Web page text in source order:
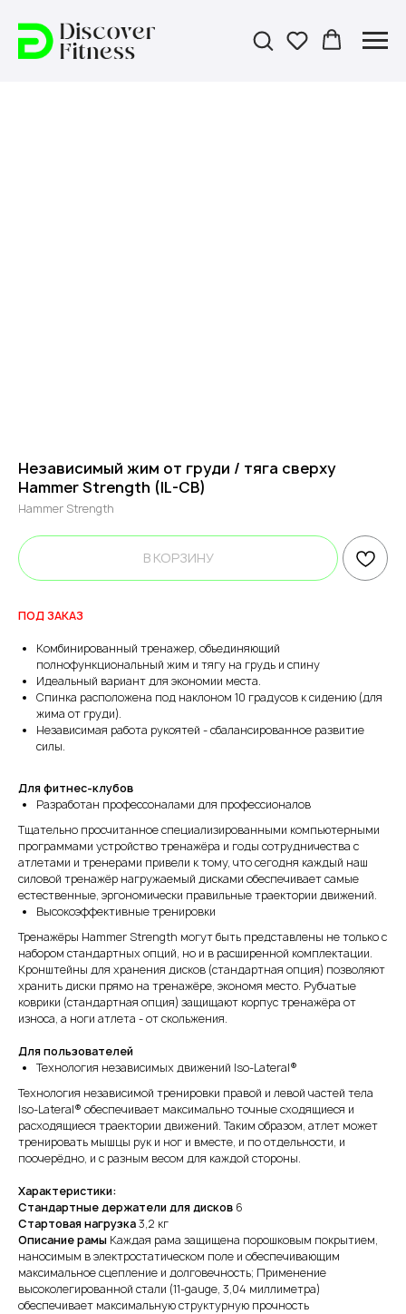
Независимый жим от груди / тяга сверху
Hammer Strength (IL-CB)
Hammer Strength
В КОРЗИНУ
ПОД ЗАКАЗ
Комбинированный тренажер, объединяющий
полнофункциональный жим и тягу на грудь и спину
Идеальный вариант для экономии места.
Спинка расположена под наклоном 10 градусов к сидению (для
жима от груди).
Независимая работа рукоятей - сбалансированное развитие
силы.
Для фитнес-клубов
Разработан профессоналами для профессионалов
Тщательно просчитанное специализированными компьютерными
программами устройство тренажёра и годы сотрудничества с
атлетами и тренерами привели к тому, что сегодня каждый наш
силовой тренажёр нагружаемый дисками обеспечивает самые
естественные, эргономически правильные траектории движений.
Высокоэффективные тренировки
Тренажёры Hammer Strength могут быть представлены не только с
набором стандартных опций, но и в расширенной комплектации.
Кронштейны для хранения дисков (стандартная опция) позволяют
хранить диски прямо на тренажёре, экономя место. Рубчатые
коврики (стандартная опция) защищают корпус тренажёра от
износа, а ноги атлета - от скольжения.
Для пользователей
Технология независимых движений Iso-Lateral®
Технология независимой тренировки правой и левой частей тела
Iso-Lateral® обеспечивает максимально точные сходящиеся и
расходящиеся траектории движений. Таким образом, атлет может
тренировать мышцы рук и ног и вместе, и по отдельности, и
поочерёдно, и с разным весом для каждой стороны.
Характеристики:
Стандартные держатели для дисков 6
Стартовая нагрузка3,2 кг
Описание рамы Каждая рама защищена порошковым покрытием,
наносимым в электростатическом поле и обеспечивающим
максимальное сцепление и долговечность; Применение
высоколегированной стали (11-gauge, 3,04 миллиметра)
обеспечивает максимальную структурную прочность